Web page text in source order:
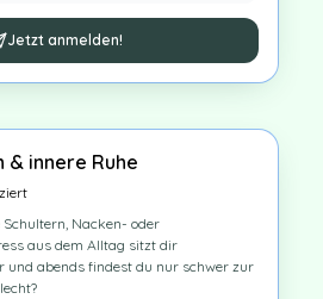
Jetzt anmelden!
& innere Ruhe
Nacken- oder
aus dem Alltag sitzt dir
und abends findest du nur schwer zur